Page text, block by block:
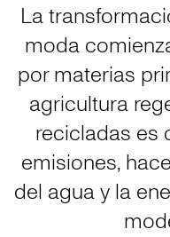
La
moda
por materias
agricultura
recicladas es
emisiones,
del agua y la